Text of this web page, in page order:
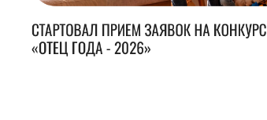
СТАРТОВАЛ ПРИЕМ ЗАЯВОК НА КОНКУРС
«ОТЕЦ ГОДА - 2026»